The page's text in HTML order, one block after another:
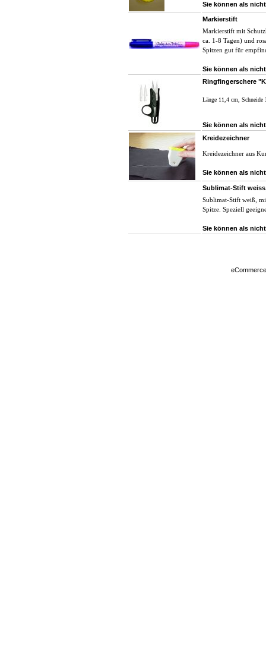
Sie können als
Markierstift
Markierstift mit
ca. 1-8 Tagen) und
Spitzen gut für
Sie können als
Ringfingerschere
Länge 11,4 cm, Schneide
Sie können als
Kreidezeichner
Kreidezeichner aus
Sie können als
Sublimat-Stift
Sublimat-Stift weiß,
Spitze. Speziell
Sie können als